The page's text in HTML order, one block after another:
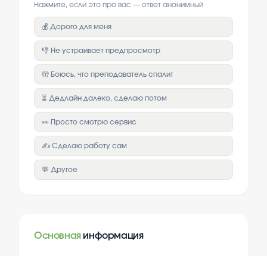
Нажмите, если это про вас — ответ анонимный
💰 Дорого для меня
👎 Не устраивает предпросмотр
🫣 Боюсь, что преподаватель спалит
⏳ Дедлайн далеко, сделаю потом
👀 Просто смотрю сервис
✍️ Сделаю работу сам
💬 Другое
Основная информация